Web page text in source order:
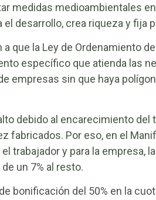
medidas medioambientales
desarrollo, crea riqueza y fija
a que la Ley de Ordenamiento
específico que atienda las
empresas sin que haya
debido al encarecimiento del
fabricados. Por eso, en el
trabajador y para la empresa,
un 7% al resto.
bonificación del 50% en la